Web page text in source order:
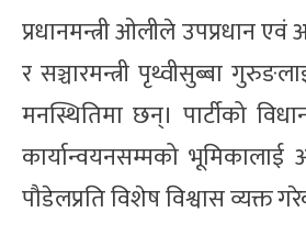
प्रधानमन्त्री ओलीले उपप्रधान एवं
र सञ्चारमन्त्री पृथ्वीसुब्बा
मनस्थितिमा छन्। पार्टीको
कार्यान्वयनसम्मको
पौडेलप्रति विशेष विश्वास व्यक्त